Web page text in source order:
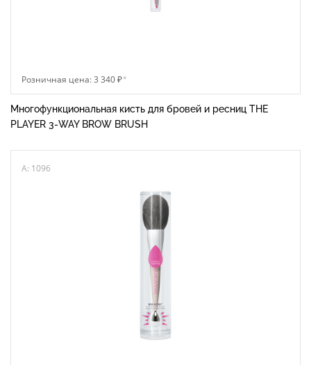
Розничная цена: 3 340 ₽*
Многофункциональная кисть для бровей и ресниц THE
PLAYER 3-WAY BROW BRUSH
A: 1096